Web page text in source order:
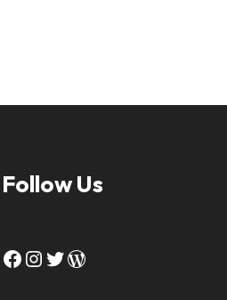
Follow Us
Facebook Instagram Twitter WordPress